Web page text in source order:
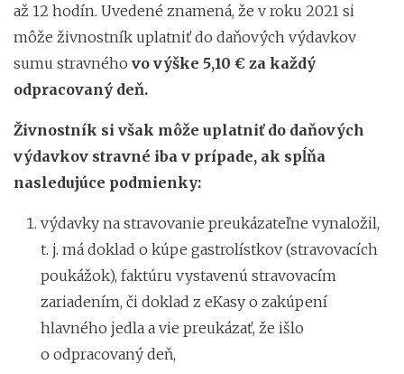
až 12 hodín. Uvedené znamená, že v roku 2021 si
môže živnostník uplatniť do daňových výdavkov
sumu stravného vo výške 5,10 € za každý
odpracovaný deň.
Živnostník si však môže uplatniť do daňových
výdavkov stravné iba v prípade, ak spĺňa
nasledujúce podmienky:
výdavky na stravovanie preukázateľne vynaložil,
t. j. má doklad o kúpe gastrolístkov (stravovacích
poukážok), faktúru vystavenú stravovacím
zariadením, či doklad z eKasy o zakúpení
hlavného jedla a vie preukázať, že išlo
o odpracovaný deň,